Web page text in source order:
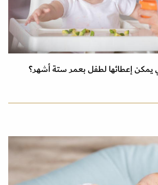
يمكن إعطائها لطفل بعمر ستة أشهر؟